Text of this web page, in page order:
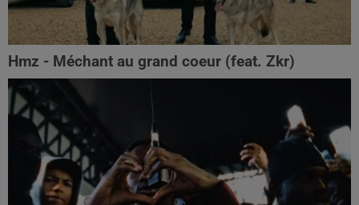
Hmz - Méchant au grand coeur (feat. Zkr)